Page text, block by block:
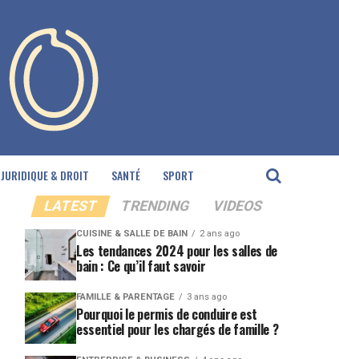
JURIDIQUE & DROIT SANTÉ SPORT
LATEST TRENDING VIDEOS
CUISINE & SALLE DE BAIN 2 ans ago
Les tendances 2024 pour les salles de
bain : Ce qu’il faut savoir
FAMILLE & PARENTAGE 3 ans ago
Pourquoi le permis de conduire est
essentiel pour les chargés de famille ?